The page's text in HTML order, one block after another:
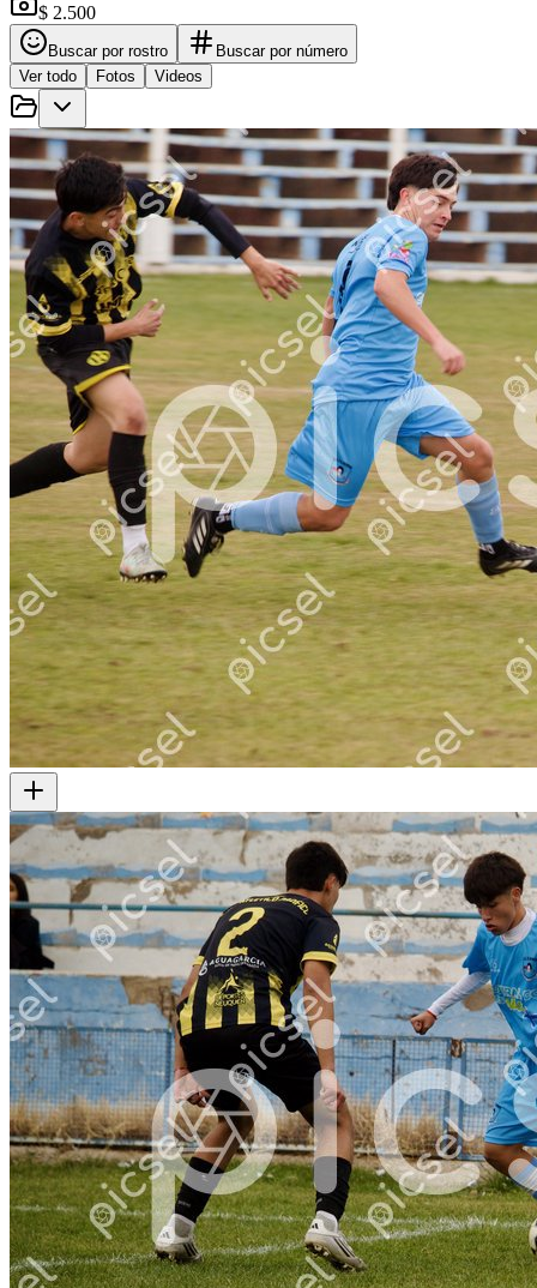
$ 2.500
Buscar por rostro
Buscar por número
Ver todo
Fotos Videos